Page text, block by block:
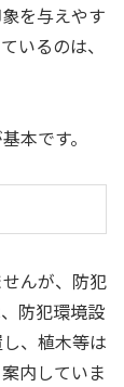
を与えやす
いるのは、
本です。
んが、防犯
防犯環境設
、植木等は
内していま